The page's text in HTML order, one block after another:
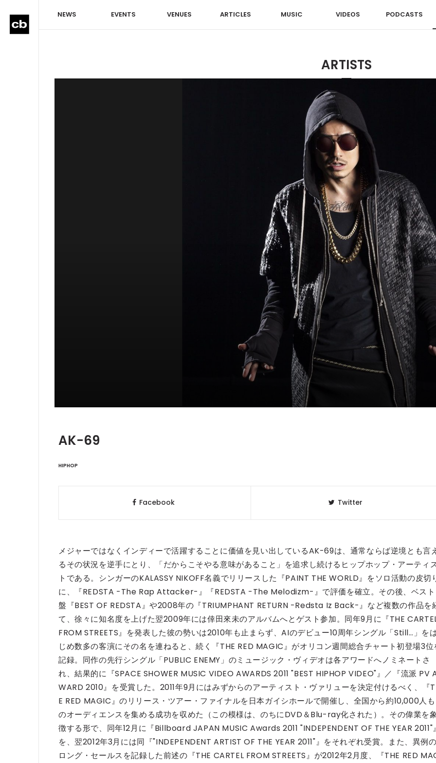
NEWS EVENTS VENUES ARTICLES MUSIC VIDEOS PODCASTS
ARTISTS
AK-69
HIPHOP
Facebook Twitter
メジャーではなくインディーで活躍することに価値を見い出しているAK-69は、通常ならば逆境とも言え
るその状況を逆手にとり、「だからこそやる意味があること」を追求し続けるヒップホップ・アーティ
トである。 シンガーのKALASSY NIKOFF名義でリリースした『PAINT THE WORLD』をソロ活動の皮切
に、『REDSTA -The Rap Attacker-』『REDSTA -The Melodizm-』で評価を確立。その後、ベスト
盤『BEST OF REDSTA』や2008年の『TRIUMPHANT RETURN -Redsta Iz Back-』など複数の作品を
て、徐々に知名度を上げた翌2009年には倖田來未のアルバムへとゲスト参加。同年9月に『THE
FROM STREETS』を発表した彼の勢いは2010年も止まらず、AIのデビュー10周年シングル「Still…」を
じめ数多の客演にその名を連ねると、続く『THE RED MAGIC』がオリコン週間総合チャート初登場3位
記録。同作の先行シングル「PUBLIC ENEMY」のミュージック・ヴィデオは各アワードへノミネートさ
れ、結果的に『SPACE SHOWER MUSIC VIDEO AWARDS 2011 "BEST HIPHOP VIDEO"』／『流派 PV
WARD 2010』を受賞した。2011年9月にはみずからのアーティスト・ヴァリューを決定付けるべく、『
E RED MAGIC』のリリース・ツアー・ファイナルを日本ガイシホールで開催し、全国から約10,000人も
のオーディエンスを集める成功を収めた（この模様は、のちにDVD＆Blu-ray化された）。その偉業を
徴する形で、同年12月に『Billboard JAPAN MUSIC Awards 2011 "INDEPENDENT OF THE YEAR 2011"』
を、翌2012年3月には同『"INDEPENDENT ARTIST OF THE YEAR 2011"』をそれぞれ受賞。また、異例の
ロング・セールスを記録した前述の『THE CARTEL FROM STREETS』が2012年2月度、『THE RED